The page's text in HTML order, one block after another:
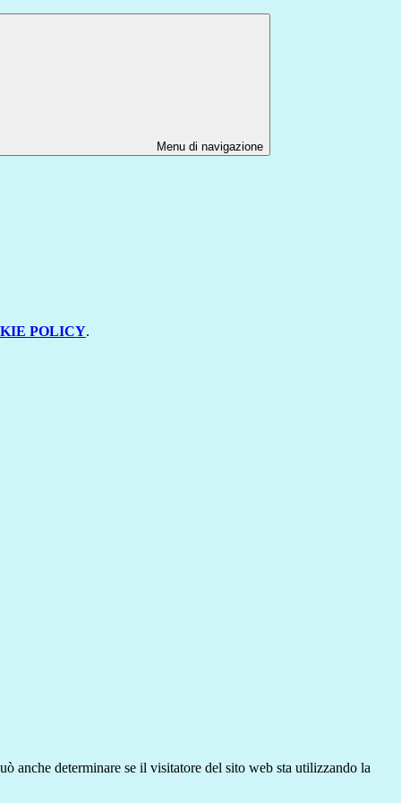
Menu di navigazione
POLICY.
anche determinare se il visitatore del sito web sta utilizzando la